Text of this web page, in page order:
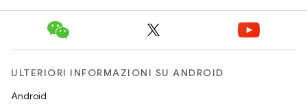
ULTERIORI INFORMAZIONI SU ANDROID
Android